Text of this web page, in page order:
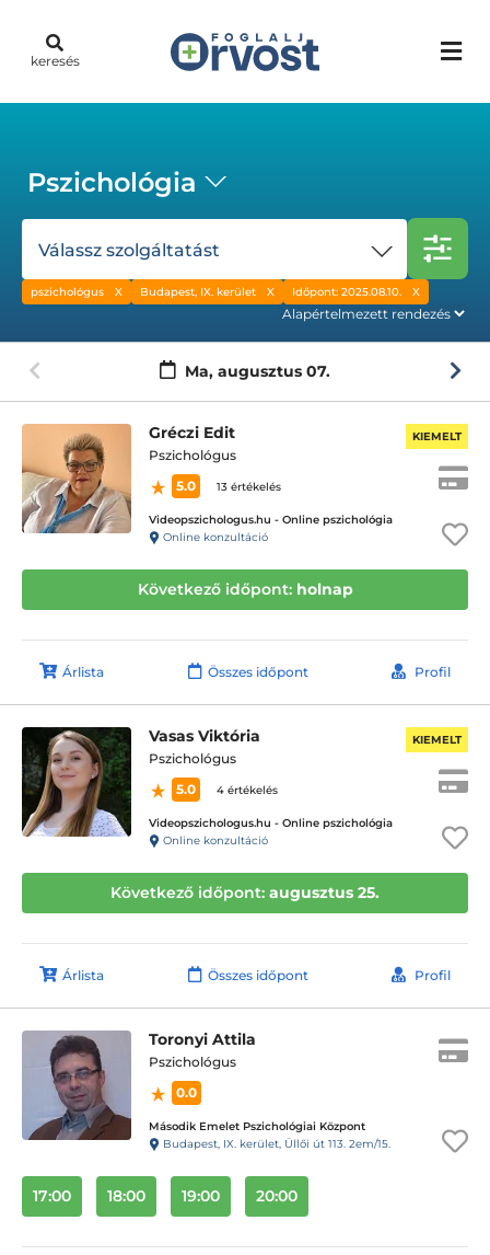
keresés
Pszichológia
Válassz szolgáltatást
pszichológus Budapest, IX. kerület Időpont: 2025.08.10.
Ma, augusztus 07.
Gréczi Edit
Pszichológus
5.0
13 értékelés
Videopszichologus.hu - Online pszichológia
Online konzultáció
KIEMELT
Következő időpont: holnap
Árlista Összes időpont Profil
Vasas Viktória
Pszichológus
5.0
4 értékelés
Videopszichologus.hu - Online pszichológia
Online konzultáció
KIEMELT
Következő időpont: augusztus 25.
Árlista Összes időpont Profil
Toronyi Attila
Pszichológus
0.0
Második Emelet Pszichológiai Központ
Budapest, IX. kerület, Üllői út 113. 2em/15.
17:00 18:00 19:00 20:00